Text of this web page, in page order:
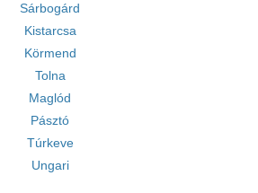
Sárbogárd
Kistarcsa
Körmend
Tolna
Maglód
Pásztó
Túrkeve
Ungari